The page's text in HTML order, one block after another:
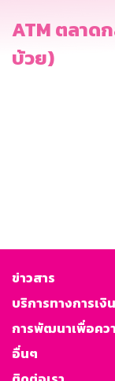
ATM ตลาด
บ้วย)
ข่าวสาร
บริการทางการเงิน
การพัฒนาเพื่อคว
อื่นๆ